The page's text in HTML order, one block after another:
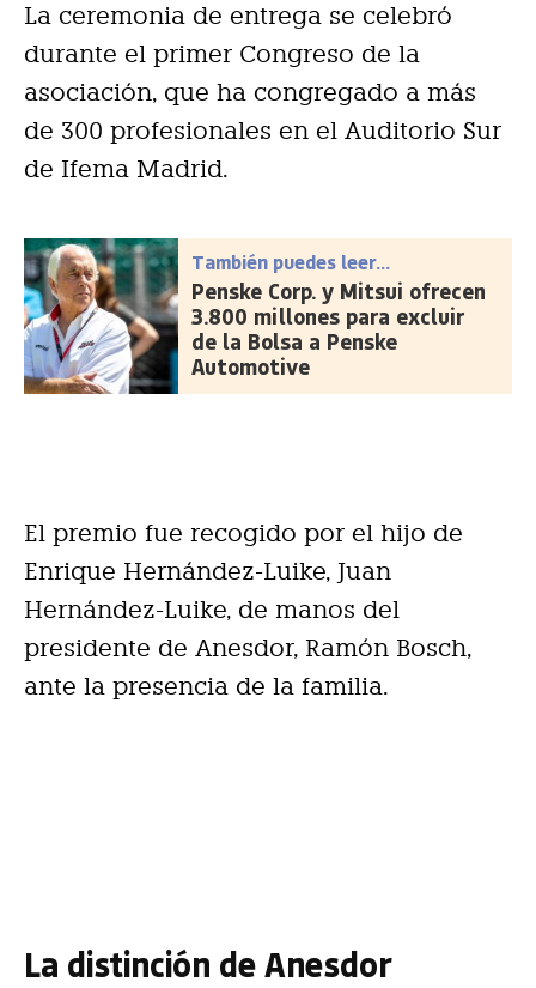
La ceremonia de entrega se celebró
durante el primer Congreso de la
asociación, que ha congregado a más
de 300 profesionales en el Auditorio Sur
de Ifema Madrid.
También puedes leer...
Penske Corp. y Mitsui ofrecen
3.800 millones para excluir
de la Bolsa a Penske
Automotive
El premio fue recogido por el hijo de
Enrique Hernández-Luike, Juan
Hernández-Luike, de manos del
presidente de Anesdor, Ramón Bosch,
ante la presencia de la familia.
La distinción de Anesdor